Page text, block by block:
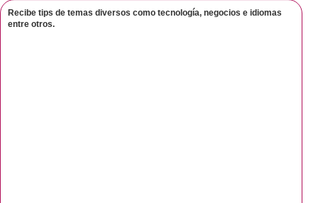
Recibe tips de temas diversos como tecnología, negocios e idiomas
entre otros.